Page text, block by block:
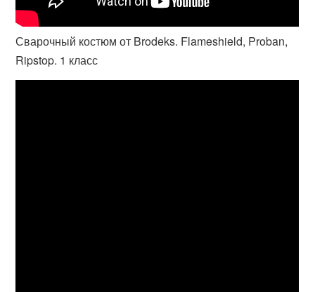
Сварочный костюм от Brodeks. Flameshield, Proban,
Ripstop. 1 класс